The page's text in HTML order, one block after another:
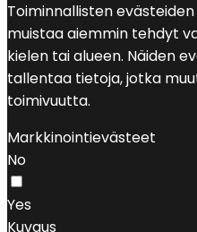
Toiminnallisten
muistaa aiemmin tehdyt
kielen tai alueen. Näiden
tallentaa tietoja, jotka
toimivuutta.
Markkinointievästeet
No
Yes
Kuvaus